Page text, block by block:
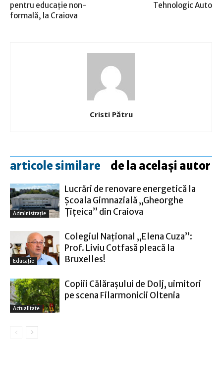
pentru educaţie non-
formală, la Craiova
Tehnologic Auto
Cristi Pătru
articole similare de la același autor
Administraţie
Lucrări de renovare energetică la
Şcoala Gimnazială „Gheorghe
Ţiţeica” din Craiova
Educație
Colegiul Naţional „Elena Cuza”:
Prof. Liviu Cotfasă pleacă la
Bruxelles!
Actualitate
Copiii Călăraşului de Dolj, uimitori
pe scena Filarmonicii Oltenia